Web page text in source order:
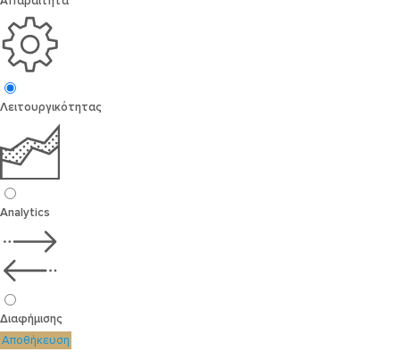
Λειτουργικότητας
Analytics
Διαφήμισης
Αποθήκευση